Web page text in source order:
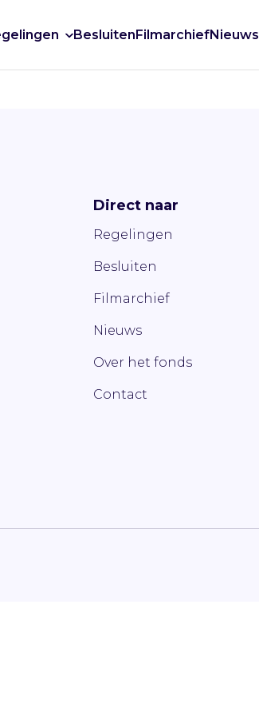
BesluitenFilmarchiefNieuws
Direct naar
Regelingen
Besluiten
Filmarchief
Nieuws
Over het fonds
Contact